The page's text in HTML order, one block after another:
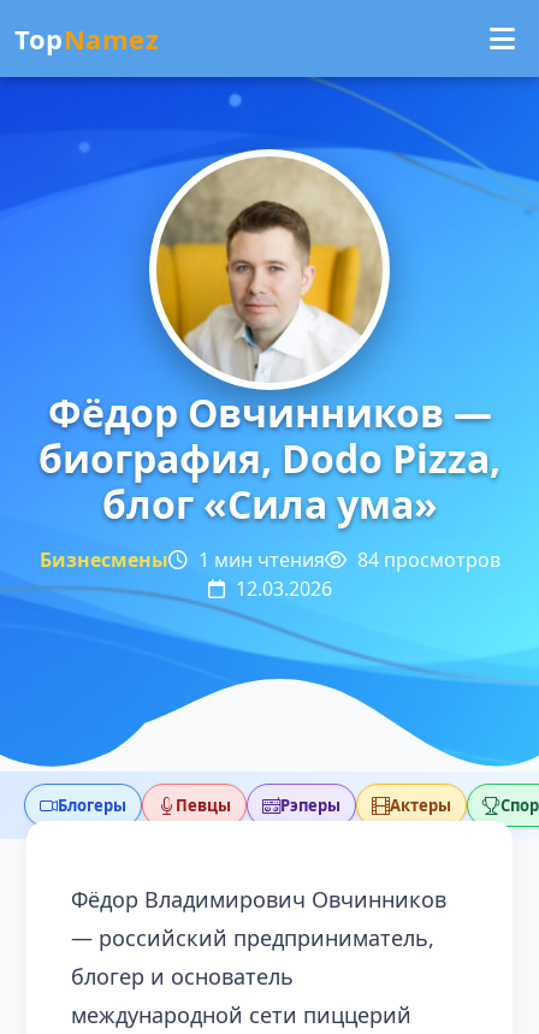
TopNamez
Фёдор Овчинников —
биография, Dodo Pizza,
блог «Сила ума»
Бизнесмены 1 мин чтения
84 просмотров
12.03.2026
Блогеры Певцы Рэперы Актеры
Фёдор Владимирович Овчинников
— российский предприниматель,
блогер и основатель
международной сети пиццерий